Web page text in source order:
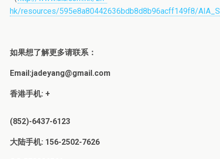
hk/resources/595e8a80442636bdb8d8b96acff149f8/
如果想了解更多请联系：
Email:jadeyang@gmail.com
香港手机: +
(852)-6437-6123
大陆手机: 156-2502-7626